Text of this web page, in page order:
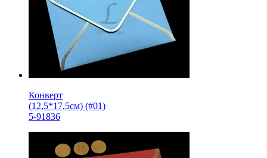
Конверт
(12,5*17,5см) (#01)
5-91836